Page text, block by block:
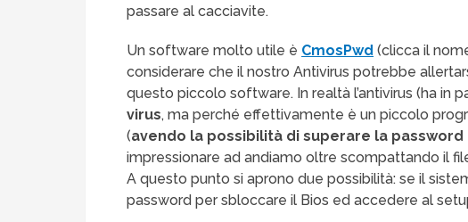
passare al cacciavite.
Un software molto utile è CmosPwd (clicca il
considerare che il nostro Antivirus potrebbe
questo piccolo software. In realtà l’antivirus (ha in
virus, ma perché effettivamente è un piccolo
(avendo la possibilità di superare la password
impressionare ad andiamo oltre scompattando il
A questo punto si aprono due possibilità: se il
password per sbloccare il Bios ed accedere al